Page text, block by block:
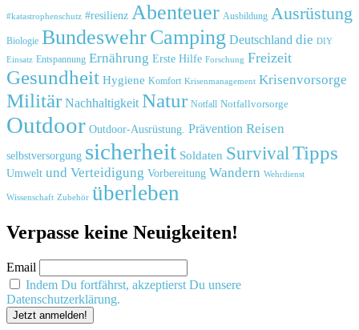
#katastrophenschutz #resilienz Abenteuer Ausbildung Ausrüstung
Biologie BundeswehrCamping Deutschland die DIY
Einsatz Entspannung Ernährung Erste Hilfe Forschung Freizeit
Gesundheit Hygiene Komfort Krisenmanagement Krisenvorsorge
Militär Nachhaltigkeit Natur Notfall Notfallvorsorge
Outdoor Outdoor-Ausrüstung. Prävention Reisen
selbstversorgung sicherheit Soldaten SurvivalTipps
Umwelt und Verteidigung Vorbereitung Wandern Wehrdienst
Wissenschaft Zubehör überleben
Verpasse keine Neuigkeiten!
Email
Indem Du fortfährst, akzeptierst Du unsere
Datenschutzerklärung.